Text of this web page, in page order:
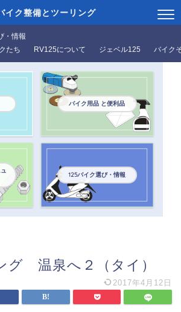
イク整備とツーリング
・情報
たち
RV125について ジェベル125 バイク
バイク用品 と便利品
125バイク選び・情報
グ 温泉へ２（タイ）
2017年4月12日